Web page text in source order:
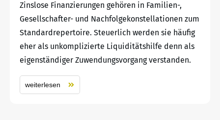
Zinslose Finanzierungen gehören in Familien-,
Gesellschafter- und Nachfolgekonstellationen zum
Standardrepertoire. Steuerlich werden sie häufig
eher als unkomplizierte Liquiditätshilfe denn als
eigenständiger Zuwendungsvorgang verstanden.
weiterlesen